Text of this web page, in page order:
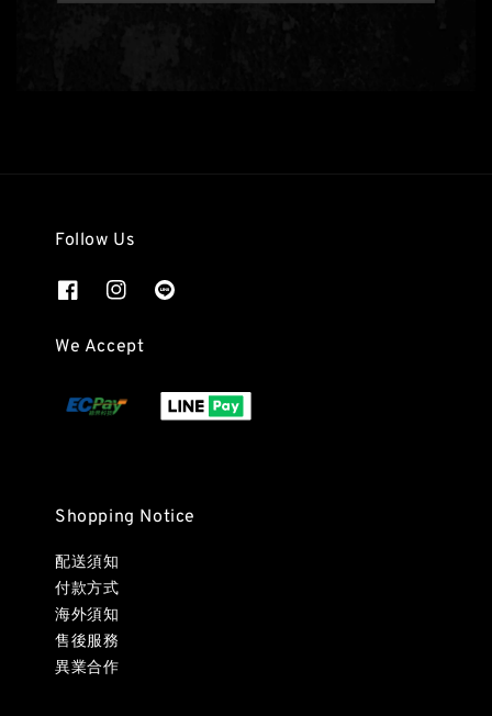
Follow Us
We Accept
Shopping Notice
配送須知
付款方式
海外須知
售後服務
異業合作